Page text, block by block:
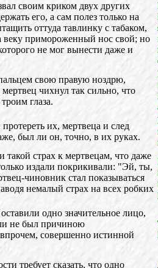
своим криком двух других
его, а сам полез только на
оттуда тавлинку с табаком,
веку примороженный нос свой; но
не мог вынести даже и
свою правую ноздрю,
чихнул так сильно, что
глаза.
их, мертвеца и след
был ли он, точно, в их руках.
страх к мертвецам, что даже
издали покрикивали: "Эй, ты,
чиновник стал показываться
немалый страх на всех робких
одно значительное лицо,
не был причиною
совершенно истинной
требует сказать, что одно